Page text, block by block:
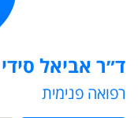
ד״ר אביאל סידי
רפואה פנימית